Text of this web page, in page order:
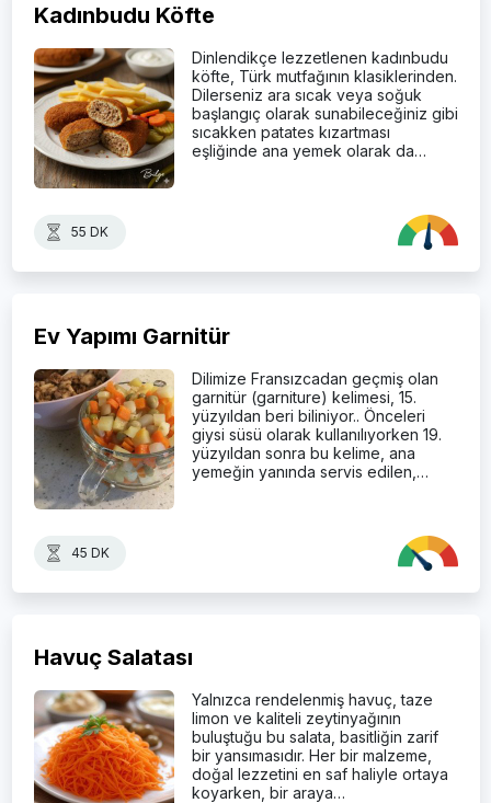
Kadınbudu Köfte
Dinlendikçe lezzetlenen kadınbudu
köfte, Türk mutfağının klasiklerinden.
Dilerseniz ara sıcak veya soğuk
başlangıç olarak sunabileceğiniz gibi
sıcakken patates kızartması
eşliğinde ana yemek olarak da…
55 DK
Ev Yapımı Garnitür
Dilimize Fransızcadan geçmiş olan
garnitür (garniture) kelimesi, 15.
yüzyıldan beri biliniyor.. Önceleri
giysi süsü olarak kullanılıyorken 19.
yüzyıldan sonra bu kelime, ana
yemeğin yanında servis edilen,…
45 DK
Havuç Salatası
Yalnızca rendelenmiş havuç, taze
limon ve kaliteli zeytinyağının
buluştuğu bu salata, basitliğin zarif
bir yansımasıdır. Her bir malzeme,
doğal lezzetini en saf haliyle ortaya
koyarken, bir araya…